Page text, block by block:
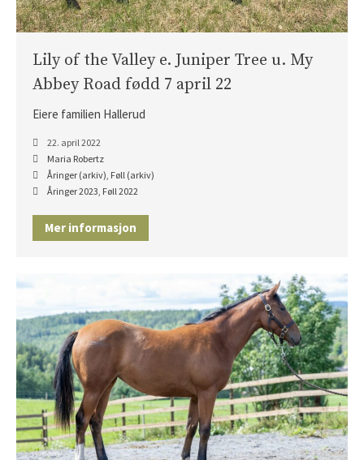
Lily of the Valley e. Juniper Tree u. My
Abbey Road fødd 7 april 22
Eiere familien Hallerud
22. april 2022
Maria Robertz
Åringer (arkiv) Føll (arkiv)
Åringer 2023 Føll 2022
Mer informasjon